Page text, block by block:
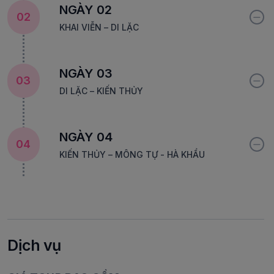
02 NGÀY 02
KHAI VIỄN – DI LẶC
03 NGÀY 03
DI LẶC – KIẾN THỦY
04 NGÀY 04
KIẾN THỦY – MÔNG TỰ - HÀ KHẨU
Dịch vụ